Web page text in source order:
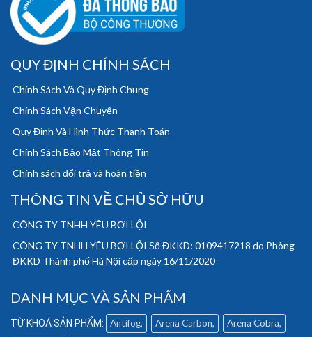
QUY ĐỊNH CHÍNH SÁCH
Chính Sách Và Quy Định Chung
Chính Sách Vận Chuyển
Quy Định Và Hình Thức Thanh Toán
Chính Sách Bảo Mật Thông Tin
Chính sách đổi trả và hoàn tiền
THÔNG TIN VỀ CHỦ SỞ HỮU
CÔNG TY TNHH YÊU BƠI LỘI
CÔNG TY TNHH YÊU BƠI LỘI Số ĐKKD: 0109417218 do Phòng
ĐKKD Thành phố Hà Nội cấp ngày 16/11/2020
DANH MỤC VÀ SẢN PHẨM
Antifog Arena Carbon Arena Cobra